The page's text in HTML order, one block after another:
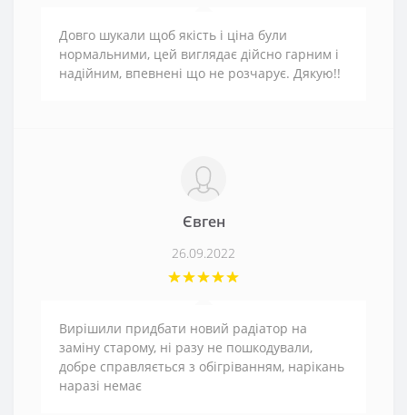
Довго шукали щоб якість і ціна були
нормальними, цей виглядає дійсно гарним і
надійним, впевнені що не розчарує. Дякую!!
Євген
26.09.2022
Вирішили придбати новий радіатор на
заміну старому, ні разу не пошкодували,
добре справляється з обігріванням, нарікань
наразі немає